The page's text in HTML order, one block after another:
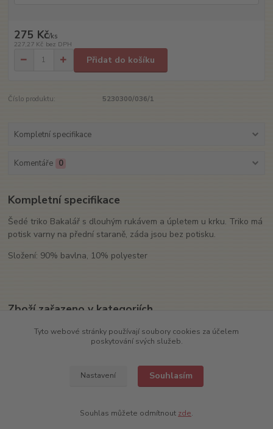
275 Kč/ks
227,27 Kč bez DPH
Přidat do košíku
Číslo produktu: 5230300/036/1
Kompletní specifikace
Komentáře 0
Kompletní specifikace
Šedé triko Bakalář s dlouhým rukávem a úpletem u krku. Triko má
potisk varny na přední staraně, záda jsou bez potisku.
Složení: 90% bavlna, 10% polyester
Zboží zařazeno v kategoriích
Textil
COPYRIGHT (c) 2022
Tyto webové stránky používají soubory cookies za účelem
poskytování svých služeb.
Nastavení Souhlasím
Souhlas můžete odmítnout zde.